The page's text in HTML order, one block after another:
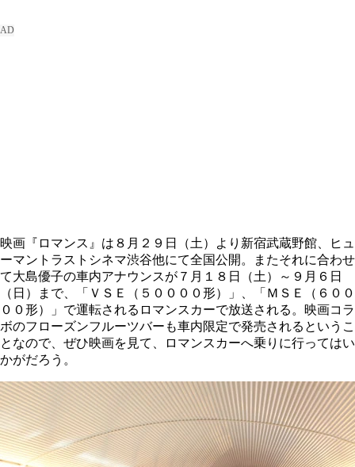
映画『ロマンス』は８月２９日（土）より新宿武蔵野館、ヒュ
ーマントラストシネマ渋谷他にて全国公開。またそれに合わせ
て大島優子の車内アナウンスが７月１８日（土）～９月６日
（日）まで、「ＶＳＥ（５００００形）」、「ＭＳＥ（６００
００形）」で運転されるロマンスカーで放送される。映画コラ
ボのフローズンフルーツバーも車内限定で発売されるというこ
となので、ぜひ映画を見て、ロマンスカーへ乗りに行ってはい
かがだろう。